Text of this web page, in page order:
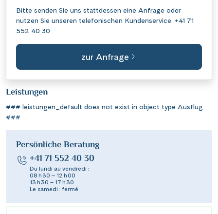
Bitte senden Sie uns stattdessen eine Anfrage oder
nutzen Sie unseren telefonischen Kundenservice: +41 71
552 40 30
zur Anfrage
Leistungen
### leistungen_default does not exist in object type Ausflug
###
Persönliche Beratung
+41 71 552 40 30
Du lundi au vendredi :
08 h 30 – 12 h 00
13 h 30 – 17 h 30
Le samedi : fermé